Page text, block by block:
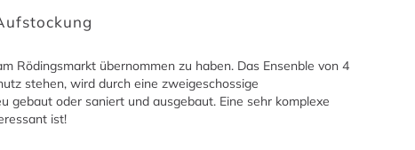
Rödingsmarkt übernommen zu haben. Das Ensenble von 4
stehen, wird durch eine zweigeschossige
gebaut oder saniert und ausgebaut. Eine sehr komplexe
ist!